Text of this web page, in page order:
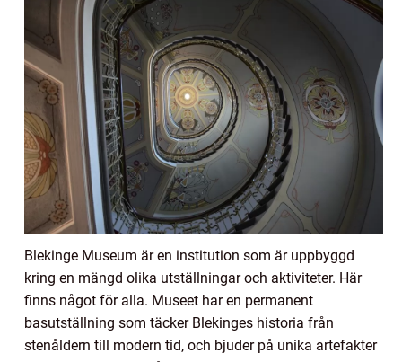
Blekinge Museum är en institution som är uppbyggd
kring en mängd olika utställningar och aktiviteter. Här
finns något för alla. Museet har en permanent
basutställning som täcker Blekinges historia från
stenåldern till modern tid, och bjuder på unika artefakter